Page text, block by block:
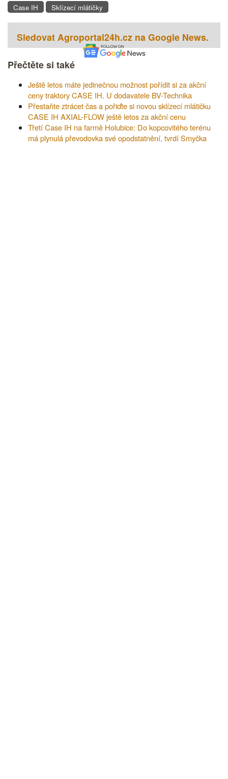
Case IH Sklízecí mlátičky
Sledovat Agroportal24h.cz na Google News.
Přečtěte si také
Ještě letos máte jedinečnou možnost pořídit si za akční
ceny traktory CASE IH. U dodavatele BV-Technika
Přestaňte ztrácet čas a pořiďte si novou sklízecí mlátičku
CASE IH AXIAL-FLOW ještě letos za akční cenu
Třetí Case IH na farmě Holubice: Do kopcovitého terénu
má plynulá převodovka své opodstatnění, tvrdí Smyčka